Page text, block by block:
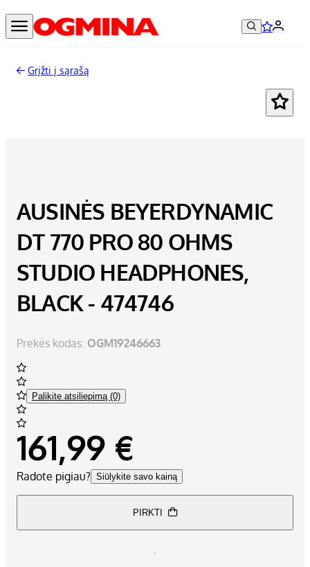
Grįžti į sąrašą
AUSINĖS BEYERDYNAMIC
DT 770 PRO 80 OHMS
STUDIO HEADPHONES,
BLACK - 474746
Prekės kodas: OGM19246663
Palikite atsiliepimą (0)
161,99 €
Radote pigiau? Siūlykite savo kainą
PIRKTI